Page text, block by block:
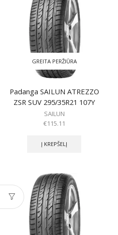
GREITA PERŽIŪRA
Padanga SAILUN ATREZZO
ZSR SUV 295/35R21 107Y
SAILUN
€115.11
Į KREPŠELĮ